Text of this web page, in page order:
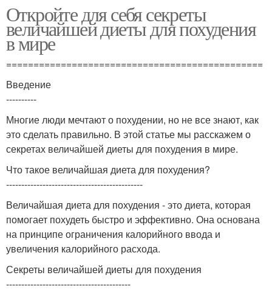
Откройте для себя секреты
величайшей диеты для похудения
в мире
===============================================
Введение
----------
Многие люди мечтают о похудении, но не все знают, как
это сделать правильно. В этой статье мы расскажем о
секретах величайшей диеты для похудения в мире.
Что такое величайшая диета для похудения?
---------------------------------------------
Величайшая диета для похудения - это диета, которая
помогает похудеть быстро и эффективно. Она основана
на принципе ограничения калорийного ввода и
увеличения калорийного расхода.
Секреты величайшей диеты для похудения
-----------------------------------------